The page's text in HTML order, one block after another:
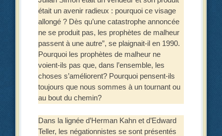
était un avenir radieux : pourquoi ce visage
allongé ? Dès qu’une catastrophe annoncée
ne se produit pas, les prophètes de malheur
passent à une autre”, se plaignait-il en 1990.
Pourquoi les prophètes de malheur ne
voient-ils pas que, dans l’ensemble, les
choses s’améliorent? Pourquoi pensent-ils
toujours que nous sommes à un tournant ou
au bout du chemin?
Dans la lignée d’Herman Kahn et d’Edward
Teller, les négationnistes se sont présentés